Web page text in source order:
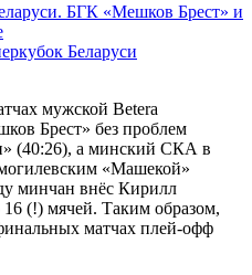
БГК «Мешков Брест» и
Беларуси
мужской Betera
Брест» без проблем
(40:26), а минский СКА в
«Машекой»
минчан внёс Кирилл
16 (!) мячей. Таким образом,
матчах плей-офф